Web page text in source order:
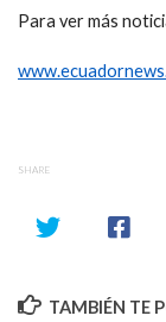
Para ver más
SHARE
TAMBIÉN TE